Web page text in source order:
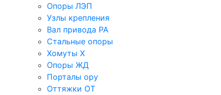
Опоры ЛЭП
Узлы крепления
Вал привода РА
Стальные опоры
Хомуты Х
Опоры ЖД
Порталы ору
Оттяжки ОТ